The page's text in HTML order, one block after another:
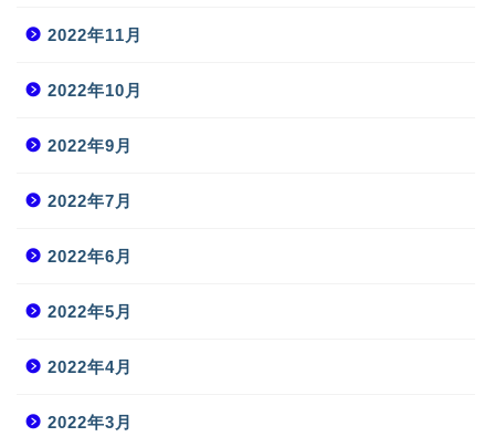
2022年11月
2022年10月
2022年9月
2022年7月
2022年6月
2022年5月
2022年4月
2022年3月